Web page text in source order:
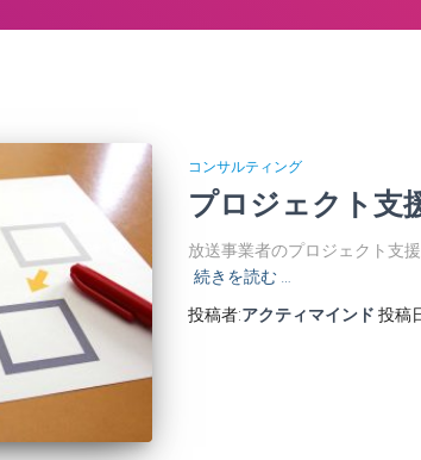
コンサルティング
プロジェクト支
放送事業者のプロジェクト支
続きを読む …
投稿者:アクティマインド 投稿